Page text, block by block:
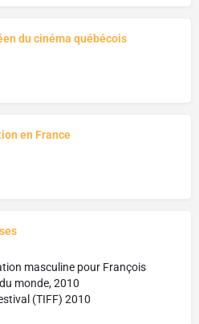
du cinéma québécois
en France
masculine pour François
monde, 2010
(TIFF) 2010